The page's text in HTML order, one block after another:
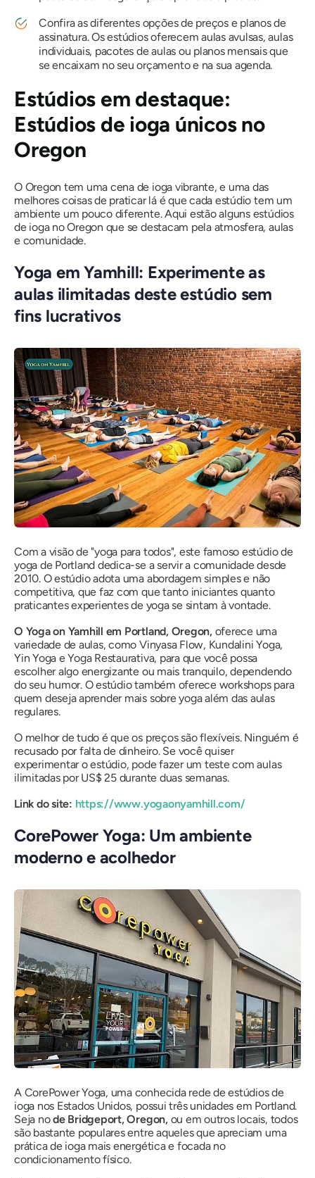
Confira as diferentes opções de preços e planos de
assinatura. Os estúdios oferecem aulas avulsas, aulas
individuais, pacotes de aulas ou planos mensais que
se encaixam no seu orçamento e na sua agenda.
Estúdios em destaque:
Estúdios de ioga únicos no
Oregon
O Oregon tem uma cena de ioga vibrante, e uma das
melhores coisas de praticar lá é que cada estúdio tem um
ambiente um pouco diferente. Aqui estão alguns estúdios
de ioga no Oregon que se destacam pela atmosfera, aulas
e comunidade.
Yoga em Yamhill: Experimente as
aulas ilimitadas deste estúdio sem
fins lucrativos
Com a visão de "yoga para todos", este famoso estúdio de
yoga de Portland dedica-se a servir a comunidade desde
2010. O estúdio adota uma abordagem simples e não
competitiva, que faz com que tanto iniciantes quanto
praticantes experientes de yoga se sintam à vontade.
O Yoga on Yamhill em Portland, Oregon,oferece uma
variedade de aulas, como Vinyasa Flow, Kundalini Yoga,
Yin Yoga e Yoga Restaurativa, para que você possa
escolher algo energizante ou mais tranquilo, dependendo
do seu humor. O estúdio também oferece workshops para
quem deseja aprender mais sobre yoga além das aulas
regulares.
O melhor de tudo é que os preços são flexíveis. Ninguém é
recusado por falta de dinheiro. Se você quiser
experimentar o estúdio, pode fazer um teste com aulas
ilimitadas por US$ 25 durante duas semanas.
Link do site: https://www.yogaonyamhill.com/
CorePower Yoga: Um ambiente
moderno e acolhedor
A CorePower Yoga, uma conhecida rede de estúdios de
ioga nos Estados Unidos, possui três unidades em Portland.
Seja node Bridgeport, Oregon,ou em outros locais, todos
são bastante populares entre aqueles que apreciam uma
prática de ioga mais energética e focada no
condicionamento físico.